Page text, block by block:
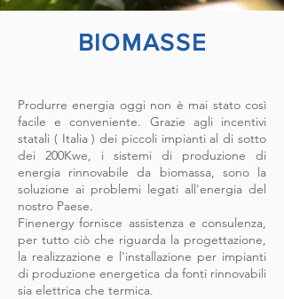
BIOMASSE
Produrre energia oggi non è mai stato così
facile e conveniente. Grazie agli incentivi
statali ( Italia ) dei piccoli impianti al di sotto
dei 200Kwe, i sistemi di produzione di
energia rinnovabile da biomassa, sono la
soluzione ai problemi legati all'energia del
nostro Paese.
Finenergy fornisce assistenza e consulenza,
per tutto ciò che riguarda la progettazione,
la realizzazione e l'installazione per impianti
di produzione energetica da fonti rinnovabili
sia elettrica che termica.